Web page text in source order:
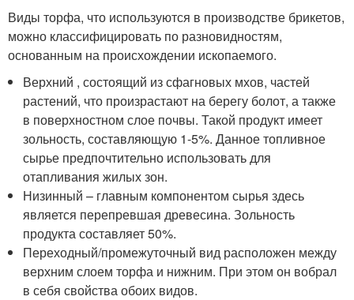
Виды торфа, что используются в производстве брикетов,
можно классифицировать по разновидностям,
основанным на происхождении ископаемого.
Верхний , состоящий из сфагновых мхов, частей
растений, что произрастают на берегу болот, а также
в поверхностном слое почвы. Такой продукт имеет
зольность, составляющую 1-5%. Данное топливное
сырье предпочтительно использовать для
отапливания жилых зон.
Низинный – главным компонентом сырья здесь
является перепревшая древесина. Зольность
продукта составляет 50%.
Переходный/промежуточный вид расположен между
верхним слоем торфа и нижним. При этом он вобрал
в себя свойства обоих видов.